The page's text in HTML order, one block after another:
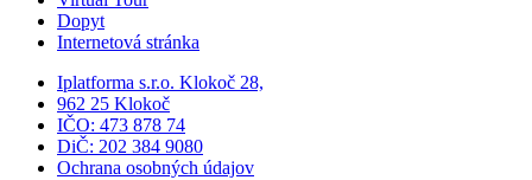
Dopyt
Internetová stránka
Iplatforma s.r.o. Klokoč 28,
962 25 Klokoč
IČO: 473 878 74
DiČ: 202 384 9080
Ochrana osobných údajov